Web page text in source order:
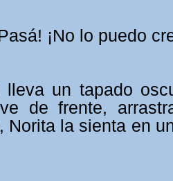
¡No lo puedo
lleva un tapado
de frente,
Norita la sienta en